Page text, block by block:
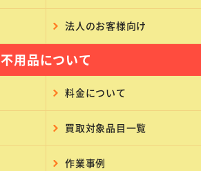
法人のお客様向け
不用品について
料金について
買取対象品目一覧
作業事例